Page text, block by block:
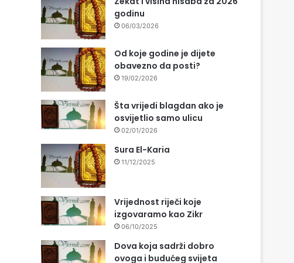
godinu
06/03/2026
Od koje godine je dijete
obavezno da posti?
19/02/2026
Šta vrijedi blagdan ako je
osvijetlio samo ulicu
02/01/2026
Sura El-Karia
11/12/2025
Vrijednost riječi koje
izgovaramo kao Zikr
06/10/2025
Dova koja sadrži dobro
ovoga i budućeg svijeta